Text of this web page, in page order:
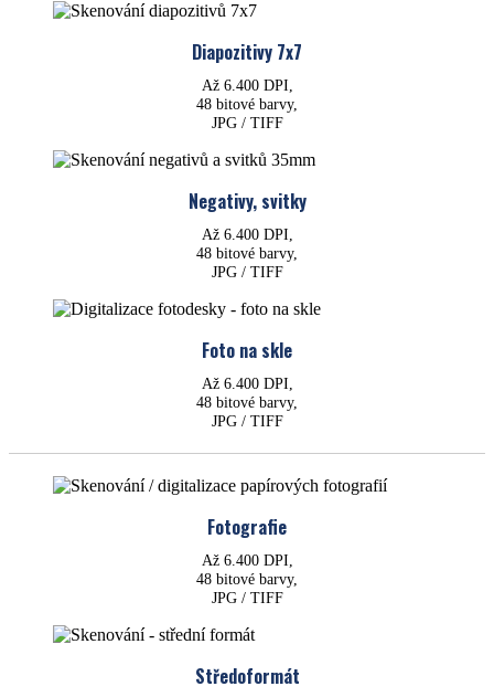
Diapozitivy 7x7
Až 6.400 DPI,
48 bitové barvy,
JPG / TIFF
Negativy, svitky
Až 6.400 DPI,
48 bitové barvy,
JPG / TIFF
Foto na skle
Až 6.400 DPI,
48 bitové barvy,
JPG / TIFF
Fotografie
Až 6.400 DPI,
48 bitové barvy,
JPG / TIFF
Středoformát